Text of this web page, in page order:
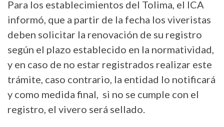
Para los establecimientos del Tolima, el ICA
informó, que a partir de la fecha los viveristas
deben solicitar la renovación de su registro
según el plazo establecido en la normatividad,
y en caso de no estar registrados realizar este
trámite, caso contrario, la entidad lo notificará
y como medida final, si no se cumple con el
registro, el vivero será sellado.